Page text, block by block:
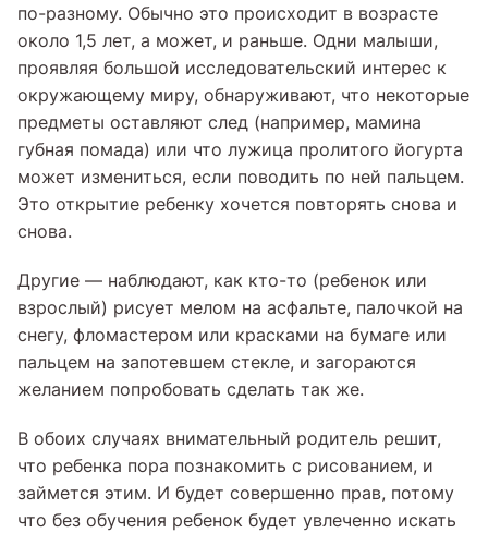
по-разному. Обычно это происходит в возрасте
около 1,5 лет, а может, и раньше. Одни малыши,
проявляя большой исследовательский интерес к
окружающему миру, обнаруживают, что некоторые
предметы оставляют след (например, мамина
губная помада) или что лужица пролитого йогурта
может измениться, если поводить по ней пальцем.
Это открытие ребенку хочется повторять снова и
снова.
Другие — наблюдают, как кто-то (ребенок или
взрослый) рисует мелом на асфальте, палочкой на
снегу, фломастером или красками на бумаге или
пальцем на запотевшем стекле, и загораются
желанием попробовать сделать так же.
В обоих случаях внимательный родитель решит,
что ребенка пора познакомить с рисованием, и
займется этим. И будет совершенно прав, потому
что без обучения ребенок будет увлеченно искать